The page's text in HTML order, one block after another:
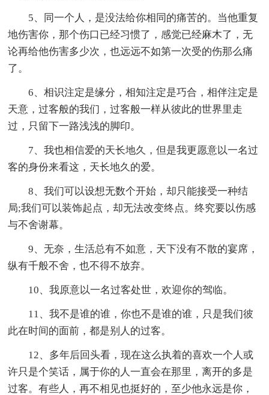
5、同一个人，是没法给你相同的痛苦的。当他重复
地伤害你，那个伤口已经习惯了，感觉已经麻木了，无
论再给他伤害多少次，也远远不如第一次受的伤那么痛
了。
6、相识注定是缘分，相知注定是巧合，相伴注定是
天意，过客般的我们，过客般一样从彼此的世界里走
过，只留下一路浅浅的脚印。
7、我也相信爱的天长地久，但是我更愿意以一名过
客的身份来看这，天长地久的爱。
8、我们可以设想无数个开始，却只能接受一种结
局;我们可以装饰起点，却无法改变终点。终究要以伤感
与不舍谢幕。
9、无奈，生活总有不如意，天下没有不散的宴席，
纵有千般不舍，也不得不放弃。
10、我原意以一名过客处世，欢迎你的驾临。
11、我不是谁的谁，你也不是谁的谁，只是我们彼
此在时间的面前，都是别人的过客。
12、多年后回头看，现在这么执着的喜欢一个人或
许只是个笑话，属于你的人一直会在那里，离开的多是
过客。有些人，再不相见也挺好的，至少他永远是你，